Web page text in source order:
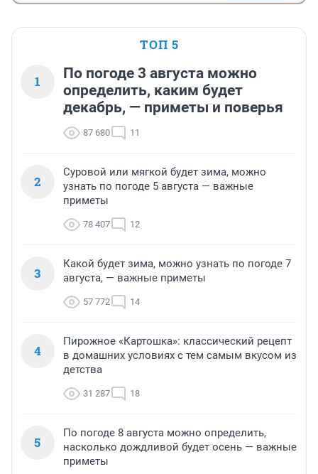
ТОП 5
1
По погоде 3 августа можно
определить, каким будет
декабрь, — приметы и поверья
87 680 11
2
Суровой или мягкой будет зима, можно
узнать по погоде 5 августа — важные
приметы
78 407 12
3
Какой будет зима, можно узнать по погоде 7
августа, — важные приметы
57 772 14
4
Пирожное «Картошка»: классический рецепт
в домашних условиях с тем самым вкусом из
детства
31 287 18
5
По погоде 8 августа можно определить,
насколько дождливой будет осень — важные
приметы